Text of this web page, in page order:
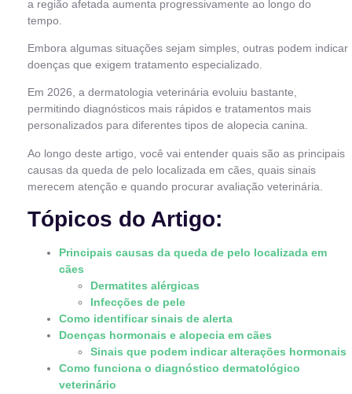
a região afetada aumenta progressivamente ao longo do
tempo.
Embora algumas situações sejam simples, outras podem indicar
doenças que exigem tratamento especializado.
Em 2026, a dermatologia veterinária evoluiu bastante,
permitindo diagnósticos mais rápidos e tratamentos mais
personalizados para diferentes tipos de alopecia canina.
Ao longo deste artigo, você vai entender quais são as principais
causas da queda de pelo localizada em cães, quais sinais
merecem atenção e quando procurar avaliação veterinária.
Tópicos do Artigo:
Principais causas da queda de pelo localizada em
cães
Dermatites alérgicas
Infecções de pele
Como identificar sinais de alerta
Doenças hormonais e alopecia em cães
Sinais que podem indicar alterações hormonais
Como funciona o diagnóstico dermatológico
veterinário